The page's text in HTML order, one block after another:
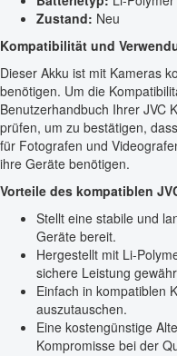
Zustand: Neu
Kompatibilität und
Dieser Akku ist mit Kameras
benötigen. Um die
Benutzerhandbuch Ihrer JVC
prüfen, um zu bestätigen,
für Fotografen und
ihre Geräte benötigen.
Vorteile des kompatiblen
Stellt eine stabile und
Geräte bereit.
Hergestellt mit Li-
sichere Leistung
Einfach in kompatiblen
auszutauschen.
Eine kostengünstige
Kompromisse bei der